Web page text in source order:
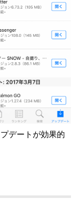
デートが効果的